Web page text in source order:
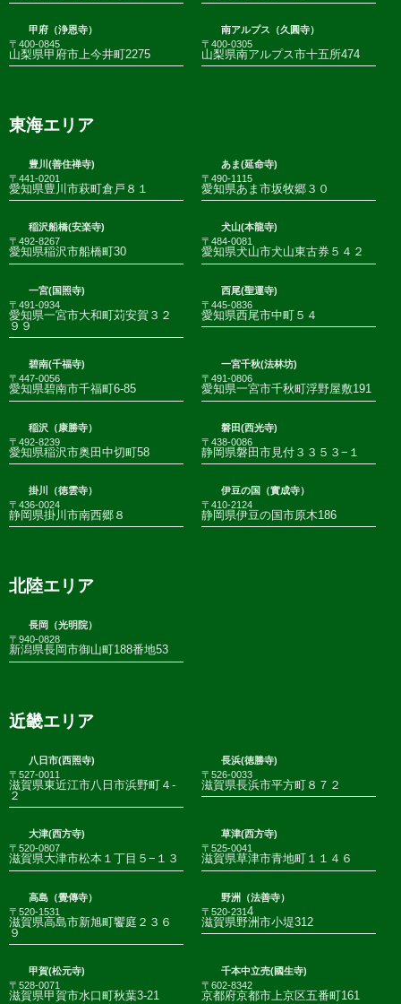
甲府（浄恩寺）
〒400-0845
山梨県甲府市上今井町2275
南アルプス（久圓寺）
〒400-0305
山梨県南アルプス市十五所474
東海エリア
豊川(善住禅寺)
〒441-0201
愛知県豊川市萩町倉戸８１
あま(延命寺)
〒490-1115
愛知県あま市坂牧郷３０
稲沢船橋(安楽寺)
〒492-8267
愛知県稲沢市船橋町30
犬山(本龍寺)
〒484-0081
愛知県犬山市犬山東古券５４２
一宮(国照寺)
〒491-0934
愛知県一宮市大和町苅安賀３２
９９
西尾(聖運寺)
〒445-0836
愛知県西尾市中町５４
碧南(千福寺)
〒447-0056
愛知県碧南市千福町6-85
一宮千秋(法林坊)
〒491-0806
愛知県一宮市千秋町浮野屋敷191
稲沢（康勝寺）
〒492-8239
愛知県稲沢市奥田中切町58
磐田(西光寺)
〒438-0086
静岡県磐田市見付３３５３−１
掛川（徳雲寺）
〒436-0024
静岡県掛川市南西郷８
伊豆の国（實成寺）
〒410-2124
静岡県伊豆の国市原木186
北陸エリア
長岡（光明院）
〒940-0828
新潟県長岡市御山町188番地53
近畿エリア
八日市(西照寺)
〒527-0011
滋賀県東近江市八日市浜野町４-
２
長浜(徳勝寺)
〒526-0033
滋賀県長浜市平方町８７２
大津(西方寺)
〒520-0807
滋賀県大津市松本１丁目５−１３
草津(西方寺)
〒525-0041
滋賀県草津市青地町１１４６
高島（覺傳寺）
〒520-1531
滋賀県高島市新旭町饗庭２３６
９
野洲（法善寺）
〒520-2314
滋賀県野洲市小堤312
甲賀(松元寺)
〒528-0071
滋賀県甲賀市水口町秋葉3-21
千本中立売(國生寺)
〒602-8342
京都府京都市上京区五番町161